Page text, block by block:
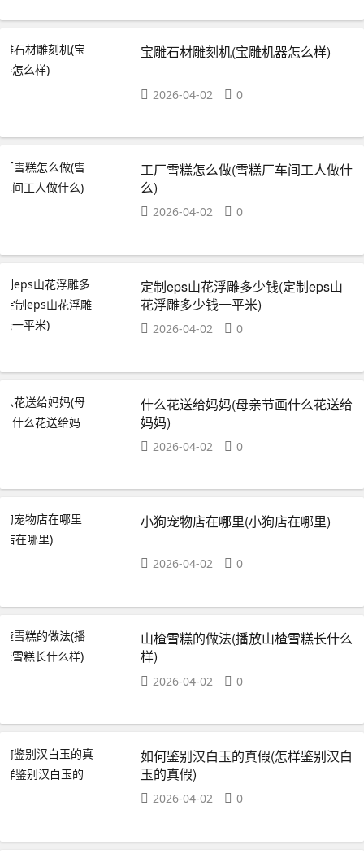
宝雕石材雕刻机(宝雕机器怎么样)
2026-04-02 0
工厂雪糕怎么做(雪糕厂车间工人做什
么)
2026-04-02 0
定制eps山花浮雕多少钱(定制eps山
花浮雕多少钱一平米)
2026-04-02 0
什么花送给妈妈(母亲节画什么花送给
妈妈)
2026-04-02 0
小狗宠物店在哪里(小狗店在哪里)
2026-04-02 0
山楂雪糕的做法(播放山楂雪糕长什么
样)
2026-04-02 0
如何鉴别汉白玉的真假(怎样鉴别汉白
玉的真假)
2026-04-02 0